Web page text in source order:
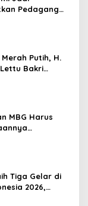
Pedagang
Putih, H.
Bakri
MBG Harus
Tiga Gelar di
2026,